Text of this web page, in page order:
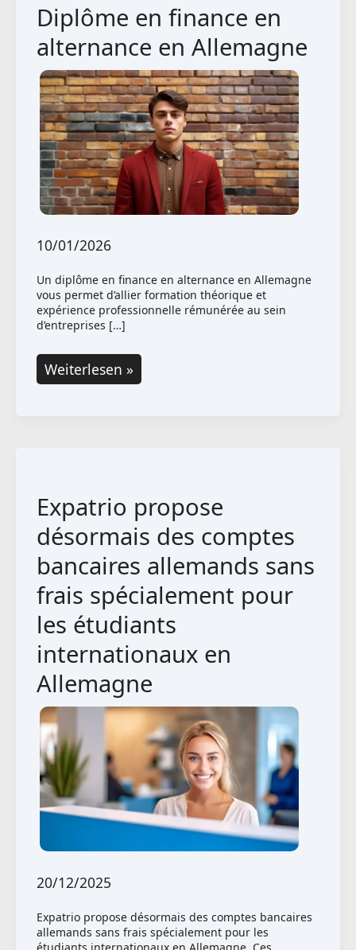
Diplôme en finance en
alternance en Allemagne
10/01/2026
Un diplôme en finance en alternance en Allemagne
vous permet d’allier formation théorique et
expérience professionnelle rémunérée au sein
d’entreprises […]
Diplôme
en
Allemagne
Weiterlesen »
Expatrio propose
désormais des comptes
bancaires allemands sans
frais spécialement pour
les étudiants
internationaux en
Allemagne
20/12/2025
Expatrio propose désormais des comptes bancaires
allemands sans frais spécialement pour les
étudiants internationaux en Allemagne. Ces